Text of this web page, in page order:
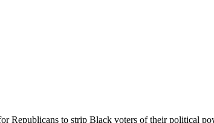
to strip Black voters of their political